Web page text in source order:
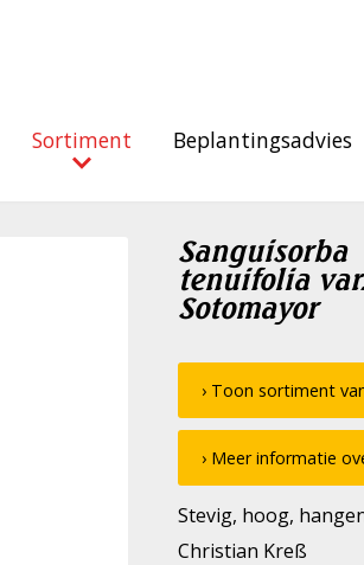
Sortiment Beplantingsadvies
Sanguisorba
tenuifolia
Sotomayor
› Toon sortiment
› Meer informatie
Stevig, hoog,
Christian Kreß